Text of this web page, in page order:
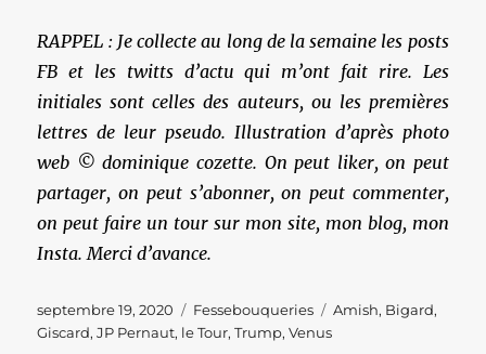
RAPPEL : Je collecte au long de la semaine les posts
FB et les twitts d’actu qui m’ont fait rire. Les
initiales sont celles des auteurs, ou les premières
lettres de leur pseudo. Illustration d’après photo
web © dominique cozette. On peut liker, on peut
partager, on peut s’abonner, on peut commenter,
on peut faire un tour sur mon site, mon blog, mon
Insta. Merci d’avance.
Publié
le
septembre 19, 2020 Catégories
Fessebouqueries Étiquettes
Amish, Bigard,
Giscard,JP Pernaut, le Tour,Trump,Venus